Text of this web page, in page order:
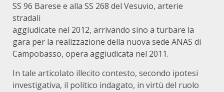
SS 96 Barese e alla SS 268 del Vesuvio, arterie
stradali
aggiudicate nel 2012, arrivando sino a turbare la
gara per la realizzazione della nuova sede ANAS di
Campobasso, opera aggiudicata nel 2011.
In tale articolato illecito contesto, secondo ipotesi
investigativa, il politico indagato, in virtù del ruolo